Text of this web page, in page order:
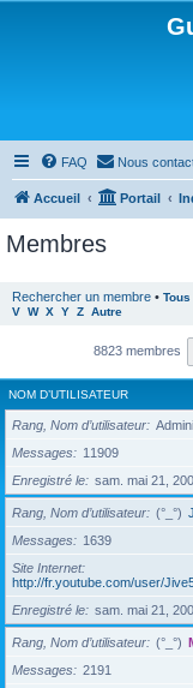
FAQ Nous
Accueil Portail
Membres
Rechercher un membre • Tous
V W X Y Z Autre
8823 membres
NOM D’UTILISATEUR
Rang, Nom d’utilisateur
Messages
11909
Enregistré le
sam. mai 21,
Rang, Nom d’utilisateur (°_°)
Messages
1639
Site Internet
http://fr.youtube.com/user/
Enregistré le
sam. mai 21,
Rang, Nom d’utilisateur (°_°)
Messages
2191